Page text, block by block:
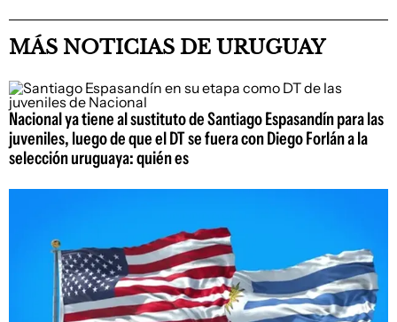
MÁS NOTICIAS DE URUGUAY
Nacional ya tiene al sustituto de Santiago Espasandín para las
juveniles, luego de que el DT se fuera con Diego Forlán a la
selección uruguaya: quién es